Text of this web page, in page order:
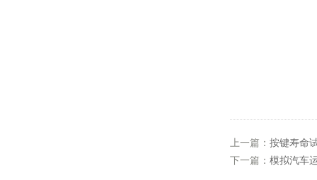
上一篇： 按键寿命
下一篇： 模拟汽车